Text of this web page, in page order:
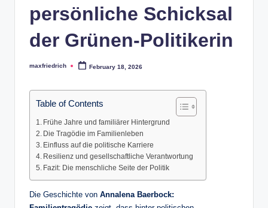
persönliche Schicksal
der Grünen-Politikerin
Posted
maxfriedrich February 18, 2026
Table of Contents
Frühe Jahre und familiärer Hintergrund
Die Tragödie im Familienleben
Einfluss auf die politische Karriere
Resilienz und gesellschaftliche Verantwortung
Fazit: Die menschliche Seite der Politik
Die Geschichte von Annalena Baerbock: